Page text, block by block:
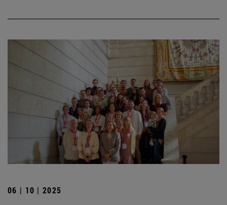
06 | 10 | 2025